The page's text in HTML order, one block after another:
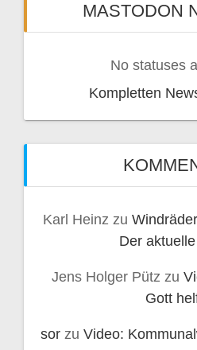
MASTODON
No statuses
Kompletten
Karl Heinz zu
Der
Jens Holger Pütz zu
Gott
sorzu Video: